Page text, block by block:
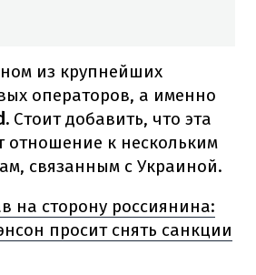
из крупнейших
операторов, а именно
Стоит добавить, что эта
отношение к нескольким
связанным с Украиной.
на сторону россиянина:
просит снять санкции